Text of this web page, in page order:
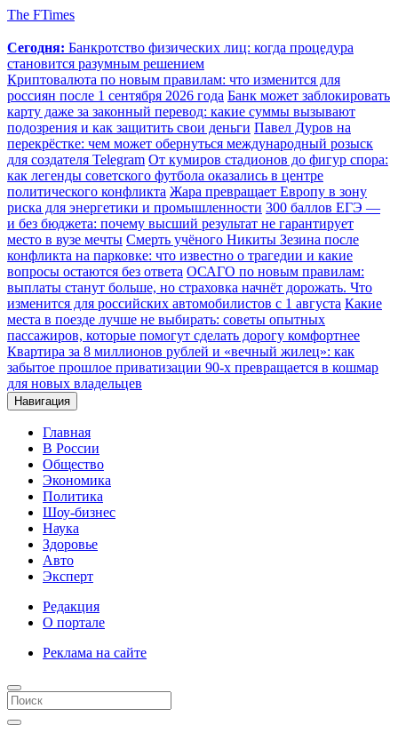
The FTimes
Сегодня: Банкротство физических лиц: когда процедура
становится разумным решением
Криптовалюта по новым правилам: что изменится для
россиян после 1 сентября 2026 года Банк может заблокировать
карту даже за законный перевод: какие суммы вызывают
подозрения и как защитить свои деньги Павел Дуров на
перекрёстке: чем может обернуться международный розыск
для создателя Telegram От кумиров стадионов до фигур спора:
как легенды советского футбола оказались в центре
политического конфликта Жара превращает Европу в зону
риска для энергетики и промышленности 300 баллов ЕГЭ —
и без бюджета: почему высший результат не гарантирует
место в вузе мечты Смерть учёного Никиты Зезина после
конфликта на парковке: что известно о трагедии и какие
вопросы остаются без ответа ОСАГО по новым правилам:
выплаты станут больше, но страховка начнёт дорожать. Что
изменится для российских автомобилистов с 1 августа Какие
места в поезде лучше не выбирать: советы опытных
пассажиров, которые помогут сделать дорогу комфортнее
Квартира за 8 миллионов рублей и «вечный жилец»: как
забытое прошлое приватизации 90-х превращается в кошмар
для новых владельцев
Навигация
Главная
В России
Общество
Экономика
Политика
Шоу-бизнес
Наука
Здоровье
Авто
Эксперт
Редакция
О портале
Реклама на сайте